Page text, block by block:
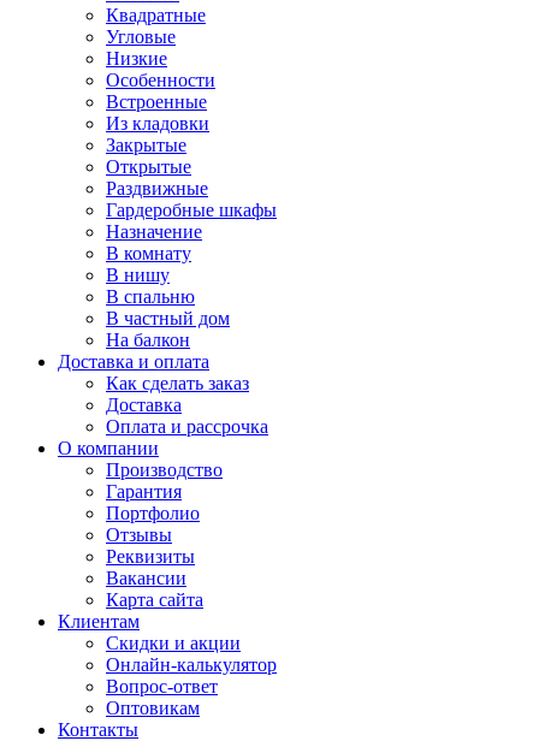
Квадратные
Угловые
Низкие
Особенности
Встроенные
Из кладовки
Закрытые
Открытые
Раздвижные
Гардеробные шкафы
Назначение
В комнату
В нишу
В спальню
В частный дом
На балкон
Доставка и оплата
Как сделать заказ
Доставка
Оплата и рассрочка
О компании
Производство
Гарантия
Портфолио
Отзывы
Реквизиты
Вакансии
Карта сайта
Клиентам
Скидки и акции
Онлайн-калькулятор
Вопрос-ответ
Оптовикам
Контакты